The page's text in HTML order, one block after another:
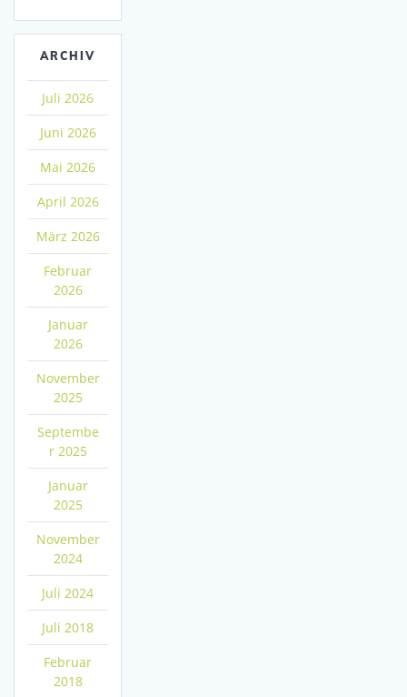
ARCHIV
Juli 2026
Juni 2026
Mai 2026
April 2026
März 2026
Februar
2026
Januar
2026
November
2025
Septembe
r 2025
Januar
2025
November
2024
Juli 2024
Juli 2018
Februar
2018